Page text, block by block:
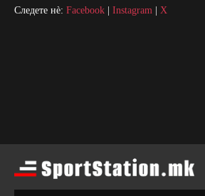
Следете нè: Facebook Instagram X